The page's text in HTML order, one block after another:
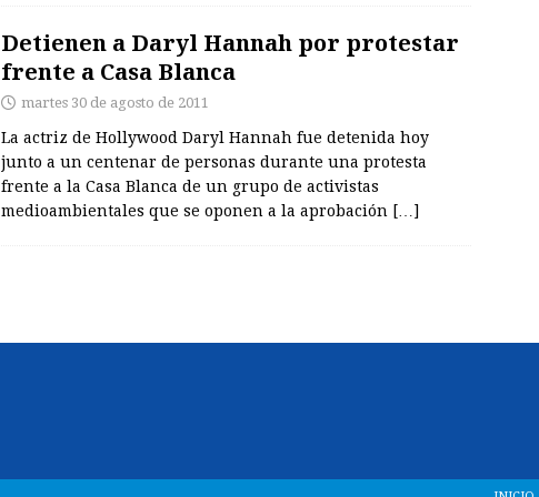
Detienen a Daryl Hannah por protestar
frente a Casa Blanca
martes 30 de agosto de 2011
La actriz de Hollywood Daryl Hannah fue detenida hoy
junto a un centenar de personas durante una protesta
frente a la Casa Blanca de un grupo de activistas
medioambientales que se oponen a la aprobación […]